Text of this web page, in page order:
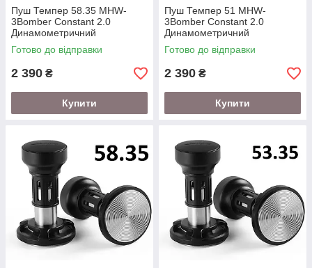
Пуш Темпер 58.35 MHW-
3Bomber Constant 2.0
Динамометричний
Готово до відправки
2 390 ₴
Купити
Пуш Темпер 51 MHW-
3Bomber Constant 2.0
Динамометричний
Готово до відправки
2 390 ₴
Купити